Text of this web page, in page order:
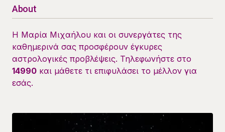
About
Η Μαρία Μιχαήλου και οι συνεργάτες της
καθημερινά σας προσφέρουν έγκυρες
αστρολογικές προβλέψεις. Τηλεφωνήστε στο
14990 και μάθετε τι επιφυλάσει το μέλλον για
εσάς.